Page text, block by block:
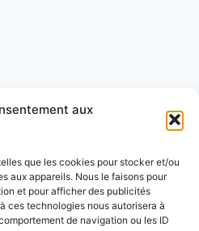
aux
que les cookies pour stocker et/ou
aux appareils. Nous le faisons pour
et pour afficher des publicités
ces technologies nous autorisera à
de navigation ou les ID